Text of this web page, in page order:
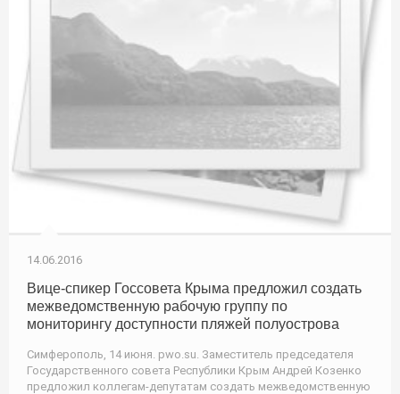
14.06.2016
Вице-спикер Госсовета Крыма предложил создать
межведомственную рабочую группу по
мониторингу доступности пляжей полуострова
Симферополь, 14 июня. pwo.su. Заместитель председателя
Государственного совета Республики Крым Андрей Козенко
предложил коллегам-депутатам создать межведомственную